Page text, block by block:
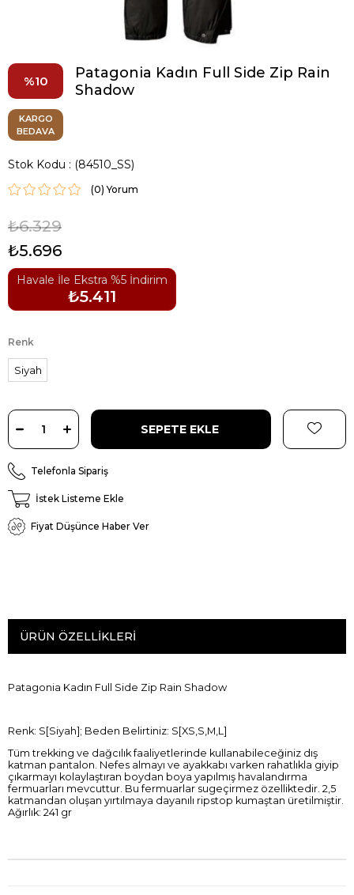
10
Patagonia Kadın Full Side Zip Rain
Shadow
KARGO
BEDAVA
Stok Kodu (84510_SS)
(0)
₺6.329
₺5.696
Havale İle Ekstra %5 İndirim
₺5.411
Renk
Siyah
Telefonla Sipariş
İstek Listeme Ekle
Fiyat Düşünce Haber Ver
ÜRÜN ÖZELLIKLERI
Patagonia Kadın Full Side Zip Rain Shadow
Renk: S[Siyah]; Beden Belirtiniz: S[XS,S,M,L]
Tüm trekking ve dağcılık faaliyetlerinde kullanabileceğiniz dış
katman pantalon. Nefes almayı ve ayakkabı varken rahatlıkla giyip
çıkarmayı kolaylaştıran boydan boya yapılmış havalandırma
fermuarları mevcuttur. Bu fermuarlar sugeçirmez özelliktedir. 2,5
katmandan oluşan yırtılmaya dayanılı ripstop kumaştan üretilmiştir.
Ağırlık: 241 gr